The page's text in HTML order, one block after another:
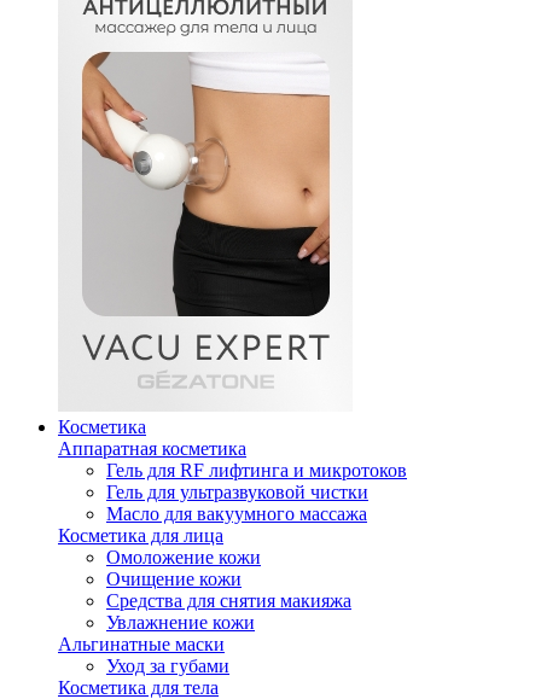
Косметика
Аппаратная косметика
Гель для RF лифтинга и микротоков
Гель для ультразвуковой чистки
Масло для вакуумного массажа
Косметика для лица
Омоложение кожи
Очищение кожи
Средства для снятия макияжа
Увлажнение кожи
Альгинатные маски
Уход за губами
Косметика для тела